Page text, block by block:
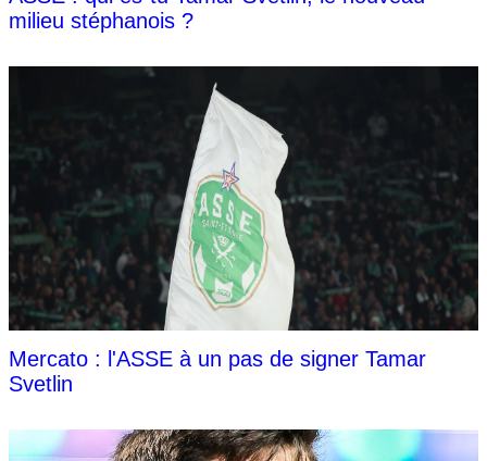
milieu stéphanois ?
Mercato : l'ASSE à un pas de signer Tamar
Svetlin